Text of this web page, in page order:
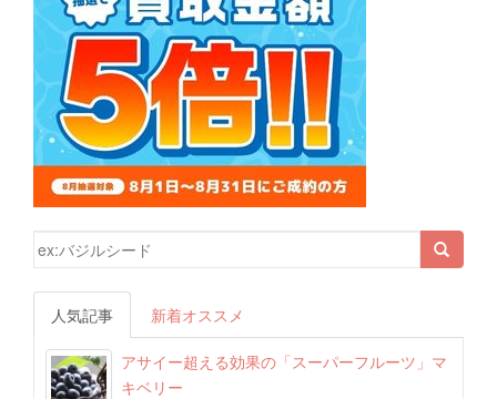
検索結果:
人気記事 新着オススメ
アサイー超える効果の「スーパーフルーツ」マ
キベリー